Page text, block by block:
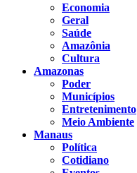
Economia
Geral
Saúde
Amazônia
Cultura
Amazonas
Poder
Municípios
Entretenimento
Meio Ambiente
Manaus
Política
Cotidiano